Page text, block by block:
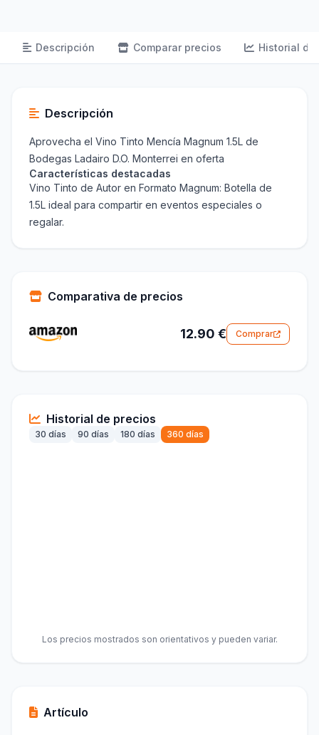
Descripción Comparar precios Historial de
Descripción
Aprovecha el Vino Tinto Mencía Magnum 1.5L de
Bodegas Ladairo D.O. Monterrei en oferta
Características destacadas
Vino Tinto de Autor en Formato Magnum: Botella de
1.5L ideal para compartir en eventos especiales o
regalar.
Comparativa de precios
12.90 € Comprar
Historial de precios
30 días 90 días 180 días 360 días
Los precios mostrados son orientativos y pueden variar.
Artículo